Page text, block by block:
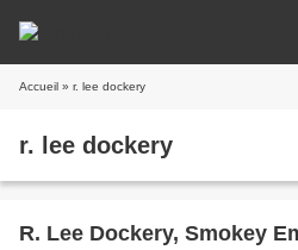
Accueil » r. lee dockery
r. lee dockery
R. Lee Dockery, Smokey